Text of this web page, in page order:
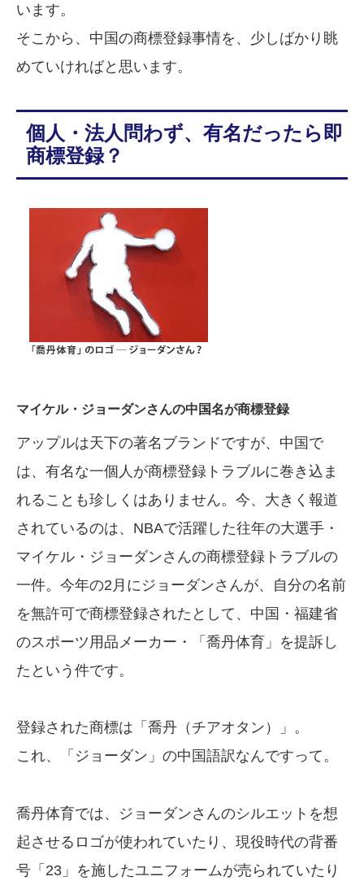
います。
そこから、中国の商標登録事情を、少しばかり眺
めていければと思います。
個人・法人問わず、有名だったら即
商標登録？
マイケル・ジョーダンさんの中国名が商標登録
アップルは天下の著名ブランドですが、中国で
は、有名な一個人が商標登録トラブルに巻き込ま
れることも珍しくはありません。今、大きく報道
されているのは、NBAで活躍した往年の大選手・
マイケル・ジョーダンさんの商標登録トラブルの
一件。今年の2月にジョーダンさんが、自分の名前
を無許可で商標登録されたとして、中国・福建省
のスポーツ用品メーカー・「喬丹体育」を提訴し
たという件です。
登録された商標は「喬丹（チアオタン）」。
これ、「ジョーダン」の中国語訳なんですって。
喬丹体育では、ジョーダンさんのシルエットを想
起させるロゴが使われていたり、現役時代の背番
号「23」を施したユニフォームが売られていたり